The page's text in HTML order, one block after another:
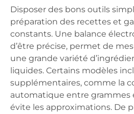
Disposer des bons outils
préparation des recettes et
constants. Une balance
d’être précise, permet de
une grande variété
liquides. Certains modèles
supplémentaires, comme la
automatique entre grammes
évite les approximations. De